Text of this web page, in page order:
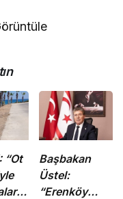
“Ot
Başbakan
Üstel:
“Erenköy